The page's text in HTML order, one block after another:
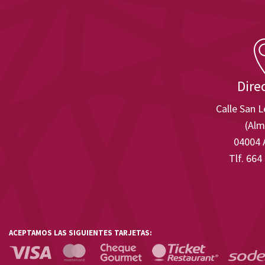
Calle San
04004
Tlf. 664
ACEPTAMOS LAS SIGUIENTES TARJETAS: